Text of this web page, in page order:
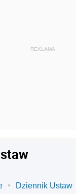
Dziennik Ustaw